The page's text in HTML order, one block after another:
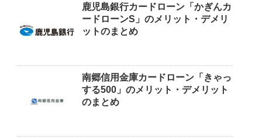
鹿児島銀行カードローン「かぎんカ
ードローンS」のメリット・デメリ
ットのまとめ
南郷信用金庫カードローン「きゃっ
する500」のメリット・デメリット
のまとめ